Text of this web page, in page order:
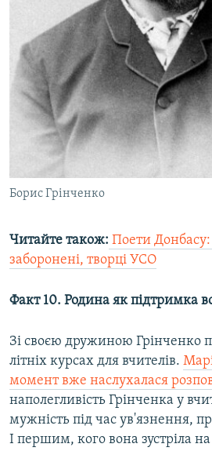
Борис Грінченко
Читайте також: Поети Донбасу:
заборонені, творці УСО
Факт 10. Родина як підтримка
Зі своєю дружиною Грінченко
літніх курсах для вчителів.
момент вже наслухалася
наполегливість Грінченка у
мужність під час ув'язнення,
І першим, кого вона зустріла